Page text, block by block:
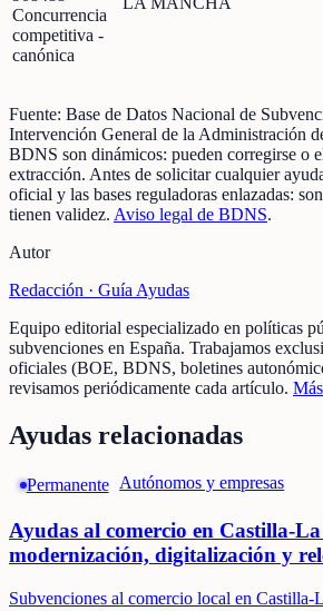
Concurrencia
competitiva -
canónica
Fuente: Base de Datos Nacional de
Intervención General de la Administración
BDNS son dinámicos: pueden corregirse o
extracción. Antes de solicitar cualquier
oficial y las bases reguladoras enlazadas:
tienen validez. Aviso legal de BDNS.
Autor
Redacción · Guía Ayudas
Equipo editorial especializado en políticas
subvenciones en España. Trabajamos
oficiales (BOE, BDNS, boletines
revisamos periódicamente cada artículo.
Ayudas relacionadas
Permanente Autónomos y empresas
Ayudas al comercio en Castilla-
modernización, digitalización y
Subvenciones al comercio local en Castilla-